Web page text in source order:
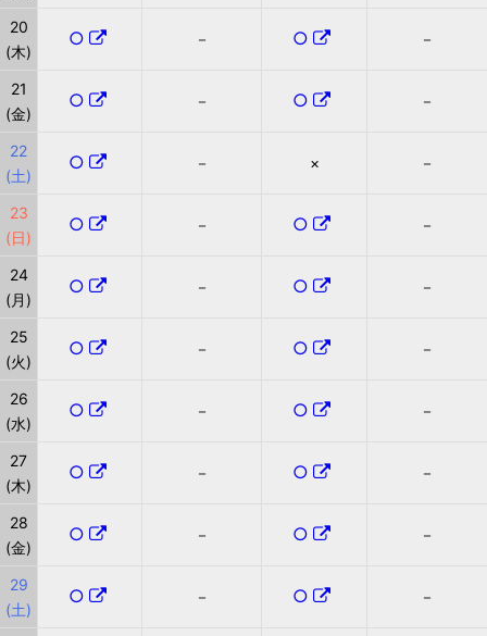
20
(木)
○ － ○ －
21
(金)
○ － ○ －
22
(土)
○ － × －
23
(日)
○ － ○ －
24
(月)
○ － ○ －
25
(火)
○ － ○ －
26
(水)
○ － ○ －
27
(木)
○ － ○ －
28
(金)
○ － ○ －
29
(土)
○ － ○ －